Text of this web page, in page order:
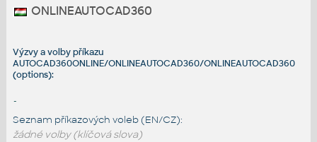
ONLINEAUTOCAD360
Výzvy a volby příkazu
AUTOCAD360ONLINE/ONLINEAUTOCAD360/ONLINEAUTOCAD360
(options):
-
Seznam příkazových voleb (EN/CZ):
žádné volby (klíčová slova)